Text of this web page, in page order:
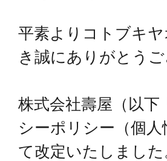
平素よりコトブキ
き誠にありがとうご
株式会社壽屋（以
シーポリシー（個
て改定いたしまし